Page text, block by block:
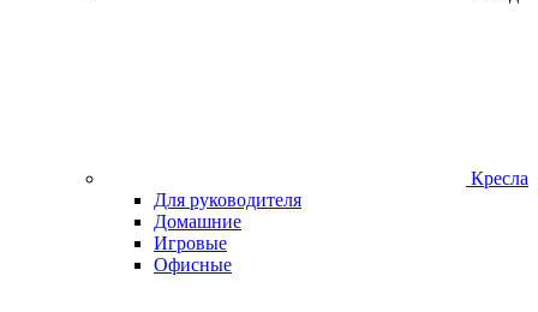
Кресла
Для руководителя
Домашние
Игровые
Офисные